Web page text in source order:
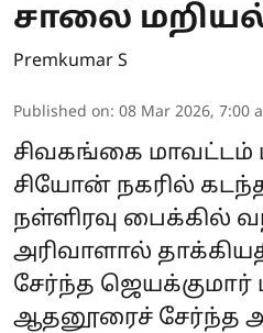
சாலை
Premkumar S
Published on: 08 Mar 2026, 7:00
சிவகங்கை மாவட்டம்
சியோன் நகரில்
நள்ளிரவு பைக்கில்
அரிவாளால்
சேர்ந்த ஜெயக்குமார்
ஆதனூரைச் சேர்ந்த